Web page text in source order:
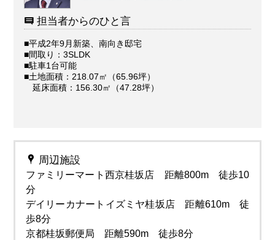
担当者からのひと言
■平成2年9月新築、南向き邸宅
■間取り：3SLDK
■駐車1台可能
■土地面積：218.07㎡（65.96坪）
延床面積：156.30㎡（47.28坪）
周辺施設
ファミリーマート西京桂坂店 距離800m 徒歩10
分
デイリーカナートイズミヤ桂坂店 距離610m 徒
歩8分
京都桂坂郵便局 距離590m 徒歩8分